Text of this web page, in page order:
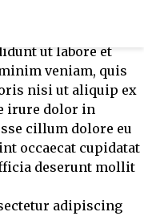
adipiscing
ut labore et
veniam, quis
nisi ut aliquip ex
irure dolor in
cillum dolore eu
occaecat cupidatat
deserunt mollit
adipiscing